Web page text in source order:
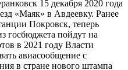
15 декабря 2020 года
«Маяк» в Авдеевку. Ранее
Покровск, теперь
госбюджета пойдут на
в 2021 году Власти
авиасообщение с
в стране нового штампа